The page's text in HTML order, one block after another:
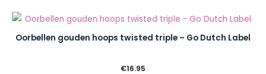
Oorbellen gouden hoops twisted triple – Go Dutch Label
€16.95